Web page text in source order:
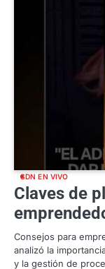
SDN EN VIVO
Claves de
Consejos para
analizó la
y la gestión de